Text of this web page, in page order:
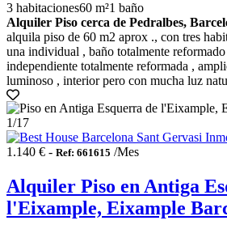
3 habitaciones60 m²1 baño
Alquiler Piso cerca de Pedralbes,
alquila piso de 60 m2 aprox ., con tres
una individual , baño totalmente
independiente totalmente reformada ,
luminoso , interior pero con mucha luz
1/17
1.140 € - Ref: 661615 /Mes
Alquiler Piso en Antiga
l'Eixample, Eixample